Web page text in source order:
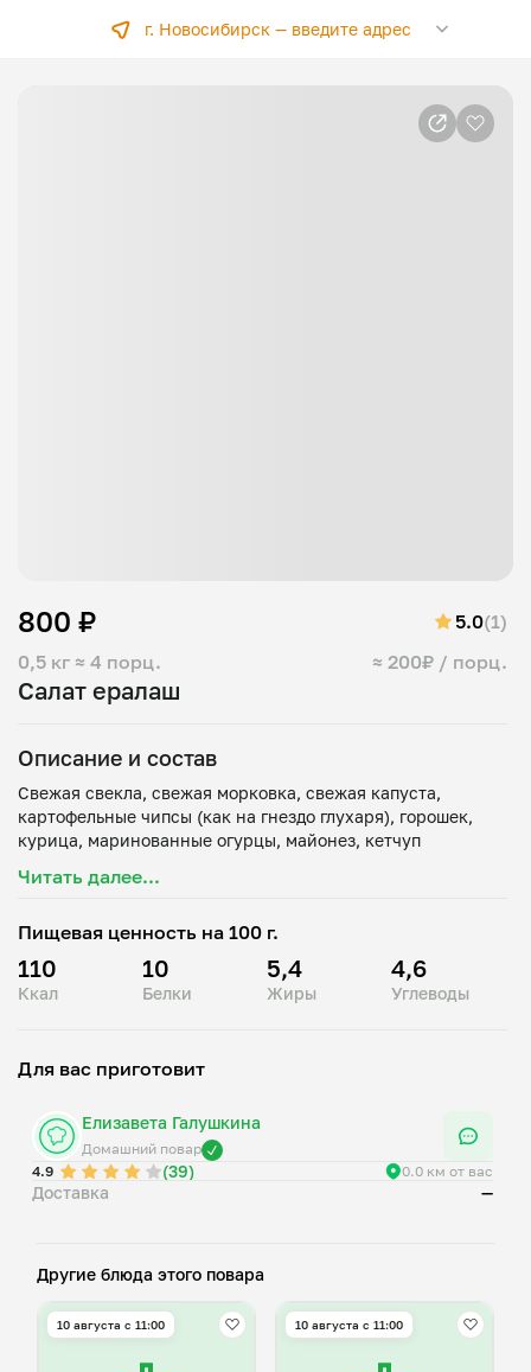
г. Новосибирск —введите адрес
Салат ералаш
0,5 кг ≈ 4 порц. ≈ 200₽ / порц.
800 ₽ 5.0(1)
Описание и состав
Свежая свекла, свежая морковка, свежая капуста,
картофельные чипсы (как на гнездо глухаря), горошек,
Читать далее...
Пищевая ценность на 100 г.
110
Ккал
10
Белки
5,4
Жиры
4,6
Углеводы
Для вас приготовит
Елизавета Галушкина
Домашний повар
4.9
(39) 0.0 км от вас
Доставка —
Другие блюда этого повара
10 августа с 11:00 10 августа с 11:00